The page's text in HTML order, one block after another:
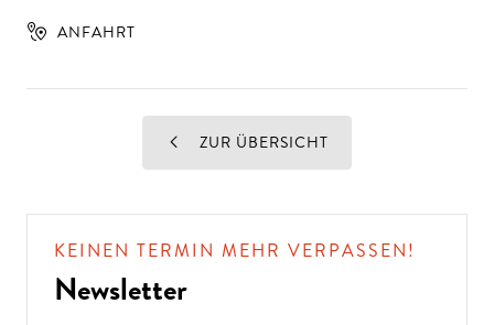
ANFAHRT
ZUR ÜBERSICHT
KEINEN TERMIN MEHR VERPASSEN!
Newsletter